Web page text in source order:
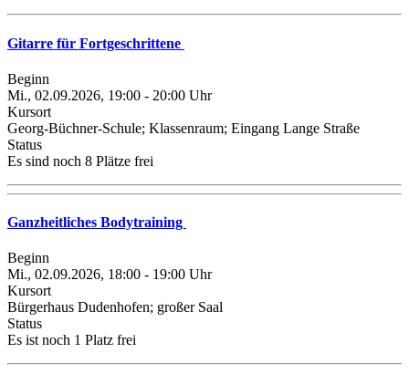
Gitarre für Fortgeschrittene
Beginn
Mi., 02.09.2026, 19:00 - 20:00 Uhr
Kursort
Georg-Büchner-Schule; Klassenraum; Eingang Lange Straße
Status
Es sind noch 8 Plätze frei
Ganzheitliches Bodytraining
Beginn
Mi., 02.09.2026, 18:00 - 19:00 Uhr
Kursort
Bürgerhaus Dudenhofen; großer Saal
Status
Es ist noch 1 Platz frei